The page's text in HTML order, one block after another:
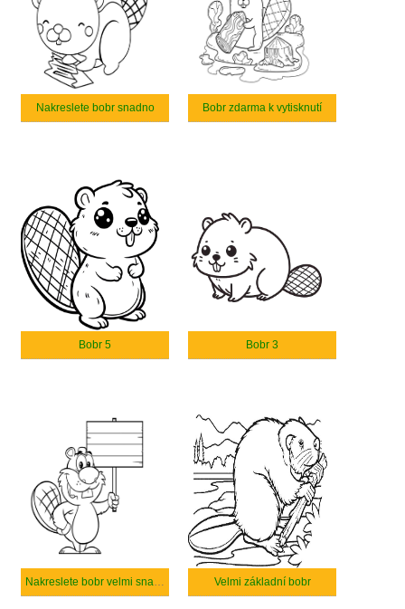
Nakreslete bobr snadno Bobr zdarma k vytisknutí
Bobr 5 Bobr 3
Nakreslete bobr velmi snadno Velmi základní bobr